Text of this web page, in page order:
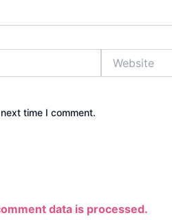
time I comment.
data is processed.